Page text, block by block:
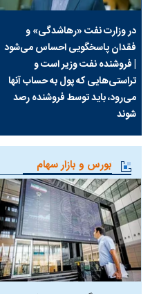
در وزارت نفت «رهاشدگی» و
فقدان پاسخگویی احساس می‌شود
| فروشنده نفت وزیر است و
تراستی‌هایی که پول به حساب آنها
می‌رود، باید توسط فروشنده رصد
شوند
بورس و بازار سهام